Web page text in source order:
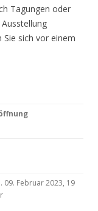
Tagungen oder
sich vor einem
09. Februar 2023, 19